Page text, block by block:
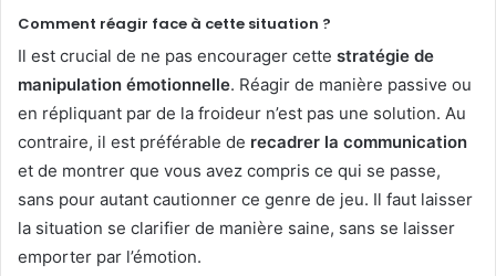
Comment réagir face à cette situation ?
Il est crucial de ne pas encourager cette stratégie de
manipulation émotionnelle. Réagir de manière passive ou
en répliquant par de la froideur n’est pas une solution. Au
contraire, il est préférable de recadrer la communication
et de montrer que vous avez compris ce qui se passe,
sans pour autant cautionner ce genre de jeu. Il faut laisser
la situation se clarifier de manière saine, sans se laisser
emporter par l’émotion.